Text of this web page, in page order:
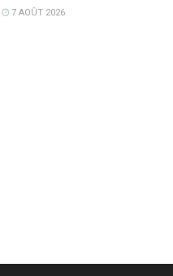
7 AOÛT 2026